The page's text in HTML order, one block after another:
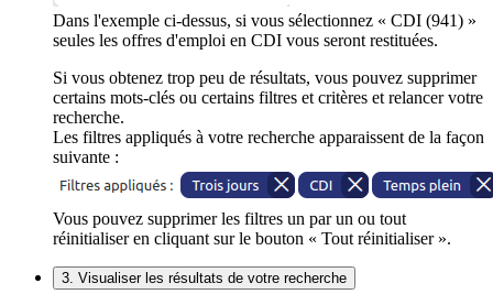
Dans l'exemple ci-dessus, si vous sélectionnez « CDI (941) »
seules les offres d'emploi en CDI vous seront restituées.
Si vous obtenez trop peu de résultats, vous pouvez supprimer
certains mots-clés ou certains filtres et critères et relancer votre
recherche.
Les filtres appliqués à votre recherche apparaissent de la façon
suivante :
Vous pouvez supprimer les filtres un par un ou tout
réinitialiser en cliquant sur le bouton « Tout réinitialiser ».
3. Visualiser les résultats de votre recherche